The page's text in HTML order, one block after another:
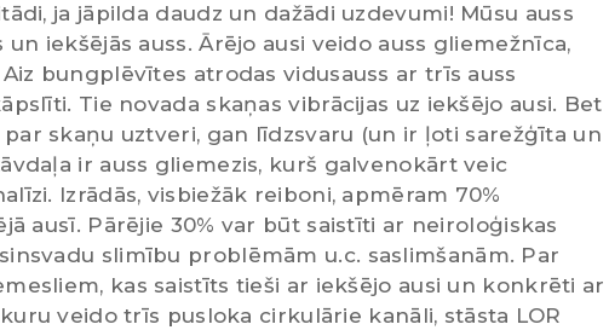
ja jāpilda daudz un dažādi uzdevumi! Mūsu auss
un iekšējās auss. Ārējo ausi veido auss gliemežnīca,
bungplēvītes atrodas vidusauss ar trīs auss
Tie novada skaņas vibrācijas uz iekšējo ausi. Bet
skaņu uztveri, gan līdzsvaru (un ir ļoti sarežģīta un
ir auss gliemezis, kurš galvenokārt veic
Izrādās, visbiežāk reiboni, apmēram 70%
ausī. Pārējie 30% var būt saistīti ar neiroloģiskas
slimību problēmām u.c. saslimšanām. Par
kas saistīts tieši ar iekšējo ausi un konkrēti ar
veido trīs pusloka cirkulārie kanāli, stāsta LOR